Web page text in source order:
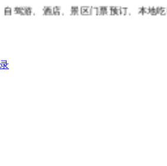
游、酒店、景区门票预订、本地吃喝